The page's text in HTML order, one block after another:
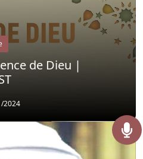
de Dieu |
2024